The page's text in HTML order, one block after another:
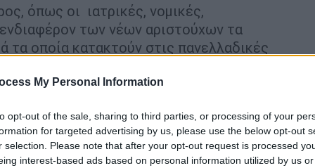
My Personal Information
opt-out of the sale, sharing to third parties, or processing of your
for targeted advertising by us, please use the below opt-out
selection. Please note that after your opt-out request is processed
interest-based ads based on personal information utilized by us
όπως οι ιατρικές, νομικές,
των νέων αριστούχων τα
τα οποία κατακτούν στις πανελλαδικές
«κινηθούν» προς τις στρατιωτικές –
τις στρατιωτικές σχολές είναι και ο
18.000 μόρια.
και Αστυνομικές Σχολές